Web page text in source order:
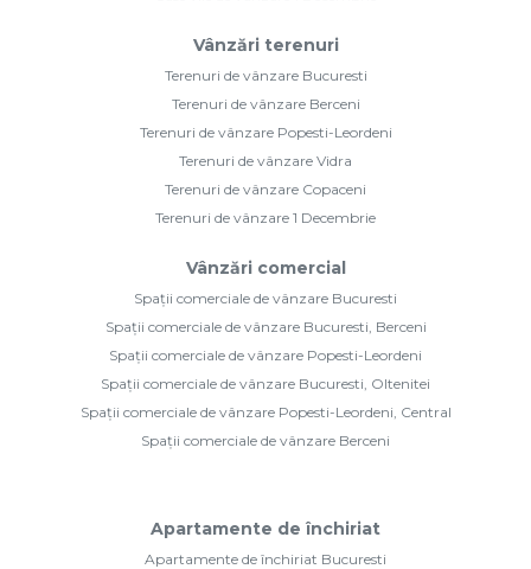
Vânzări terenuri
Terenuri de vânzare Bucuresti
Terenuri de vânzare Berceni
Terenuri de vânzare Popesti-Leordeni
Terenuri de vânzare Vidra
Terenuri de vânzare Copaceni
Terenuri de vânzare 1 Decembrie
Vânzări comercial
Spații comerciale de vânzare Bucuresti
Spații comerciale de vânzare Bucuresti, Berceni
Spații comerciale de vânzare Popesti-Leordeni
Spații comerciale de vânzare Bucuresti, Oltenitei
Spații comerciale de vânzare Popesti-Leordeni, Central
Spații comerciale de vânzare Berceni
Apartamente de închiriat
Apartamente de închiriat Bucuresti